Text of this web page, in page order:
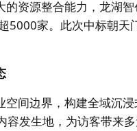
资源整合能力，龙湖
5000家。此次中标朝
间边界，构建全域沉
发生地，为访客带来多